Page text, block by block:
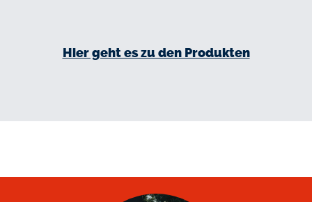
Hier geht es zu den Produkten